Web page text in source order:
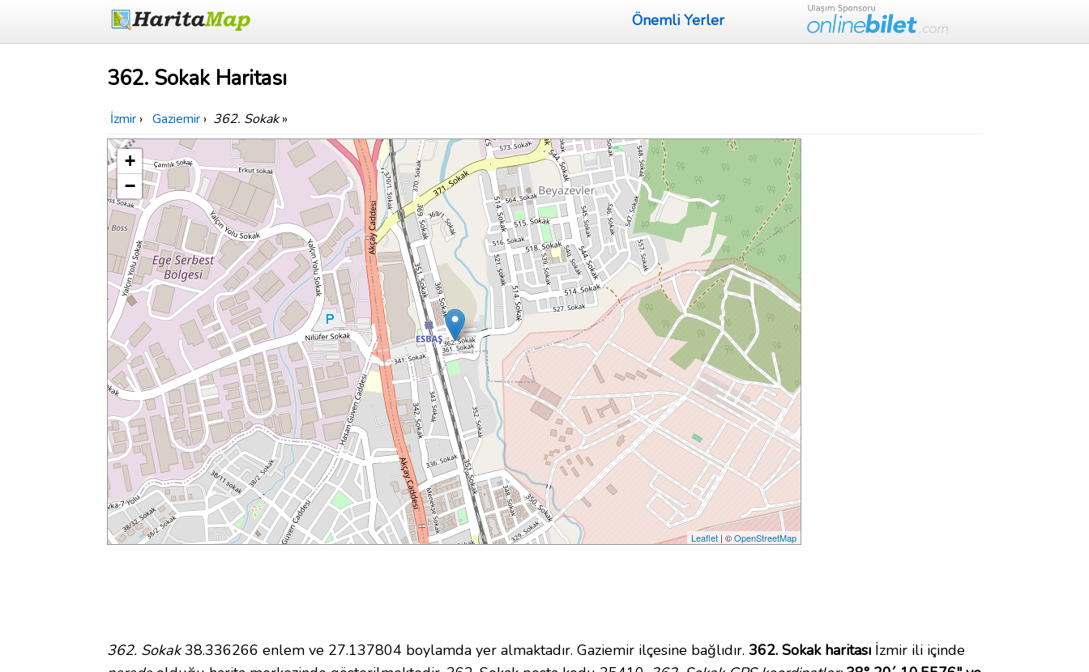
Önemli Yerler
362. Sokak Haritası
İzmir › Gaziemir › 362. Sokak»
+
−
Leaflet | ©OpenStreetMap
362. Sokak38.336266 enlem ve 27.137804 boylamda yer almaktadır. Gaziemir ilçesine bağlıdır. 362. Sokak haritası İzmir ili içinde